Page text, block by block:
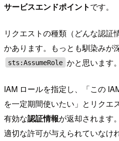
サービスエンドポイントです。
リクエストの種類（どんな認証
かあります。もっとも馴染みが
sts:AssumeRole かと思います。
IAM ロールを指定し、「この
を一定期間使いたい」とリクエ
有効な認証情報が返却されます
適切な許可が与えられていなけ